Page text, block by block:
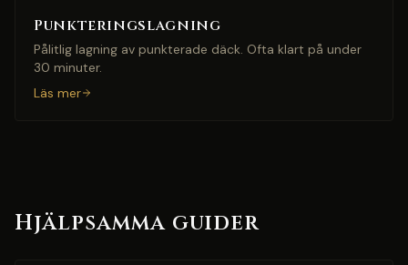
Punkteringslagning
Pålitlig lagning av punkterade däck. Ofta klart på under
30 minuter.
Läs mer
Hjälpsamma guider